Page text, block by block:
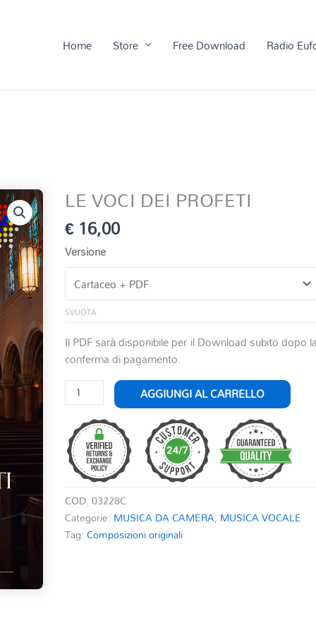
Home Store Free Download Radio
LE VOCI DEI PROFETI
€16,00
Versione
SVUOTA
Il PDF sarà disponibile per il Download subito dopo
conferma di pagamento.
LE
VOCI
DEI
PROFETI
quantità
AGGIUNGI AL CARRELLO
COD:03228C
Categorie: MUSICA DA CAMERA, MUSICA VOCALE
Tag:Composizioni originali